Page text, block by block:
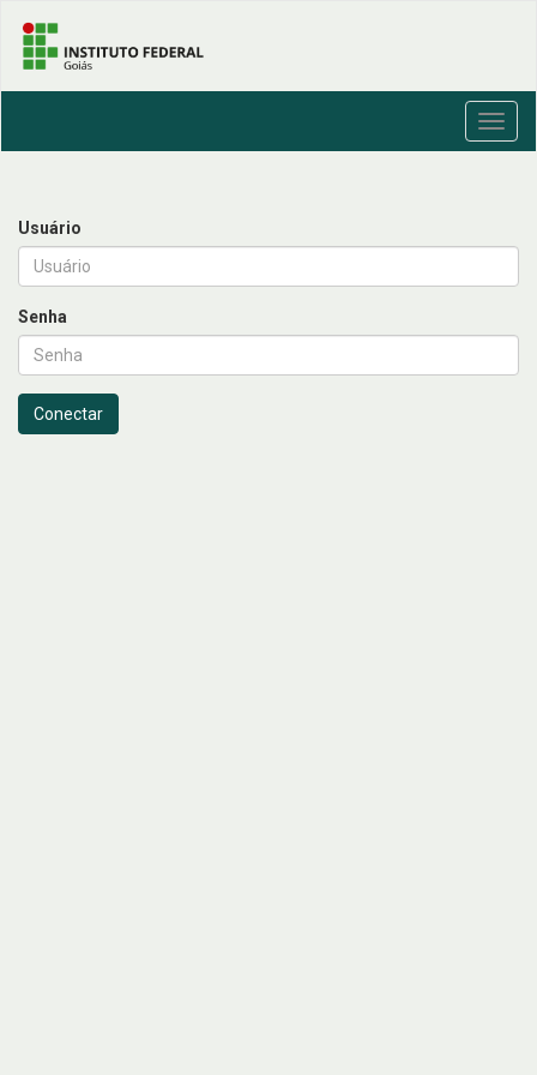
Usuário
Senha
Conectar